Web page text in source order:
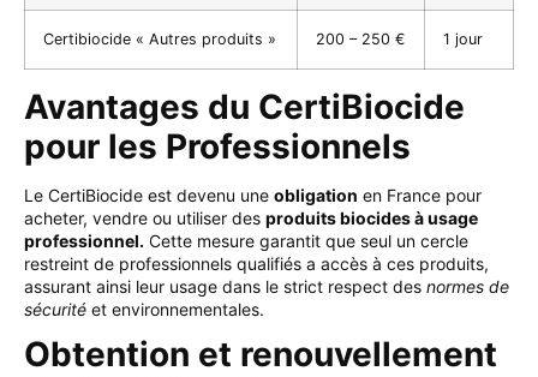
Certibiocide « Autres produits » 200 – 250 € 1 jour
Avantages du CertiBiocide
pour les Professionnels
Le CertiBiocide est devenu une obligation en France pour
acheter, vendre ou utiliser des produits biocides à usage
professionnel. Cette mesure garantit que seul un cercle
restreint de professionnels qualifiés a accès à ces produits,
assurant ainsi leur usage dans le strict respect des normes de
sécurité et environnementales.
Obtention et renouvellement